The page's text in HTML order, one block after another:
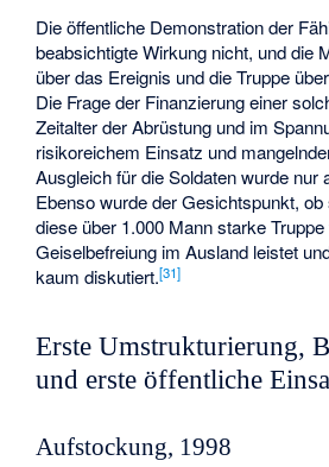
Die öffentliche Demonstration der
beabsichtigte Wirkung nicht, und die
über das Ereignis und die Truppe
Die Frage der Finanzierung einer
Zeitalter der Abrüstung und im
risikoreichem Einsatz und
Ausgleich für die Soldaten wurde nur
Ebenso wurde der Gesichtspunkt,
diese über 1.000 Mann starke Truppe
Geiselbefreiung im Ausland leistet
kaum diskutiert.[31]
Erste Umstrukturierung,
und erste öffentliche
Aufstockung, 1998